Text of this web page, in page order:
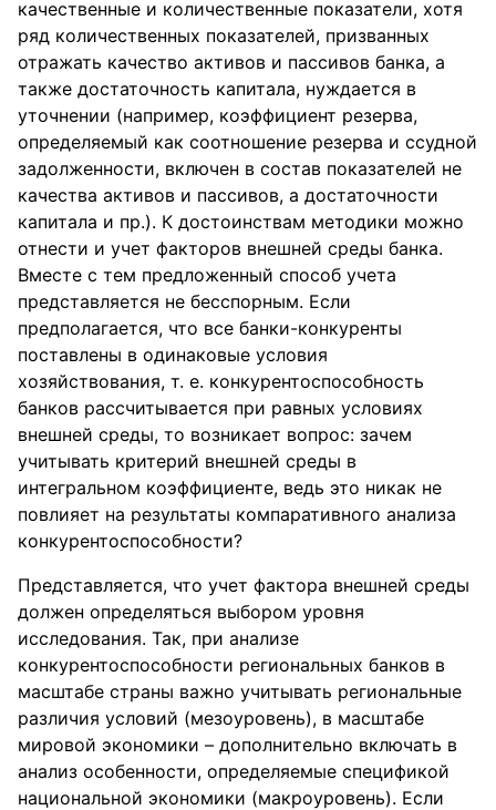
качественные и количественные показатели, хотя
ряд количественных показателей, призванных
отражать качество активов и пассивов банка, а
также достаточность капитала, нуждается в
уточнении (например, коэффициент резерва,
определяемый как соотношение резерва и ссудной
задолженности, включен в состав показателей не
качества активов и пассивов, а достаточности
капитала и пр.). К достоинствам методики можно
отнести и учет факторов внешней среды банка.
Вместе с тем предложенный способ учета
представляется не бесспорным. Если
предполагается, что все банки-конкуренты
поставлены в одинаковые условия
хозяйствования, т. е. конкурентоспособность
банков рассчитывается при равных условиях
внешней среды, то возникает вопрос: зачем
учитывать критерий внешней среды в
интегральном коэффициенте, ведь это никак не
повлияет на результаты компаративного анализа
конкурентоспособности?
Представляется, что учет фактора внешней среды
должен определяться выбором уровня
исследования. Так, при анализе
конкурентоспособности региональных банков в
масштабе страны важно учитывать региональные
различия условий (мезоуровень), в масштабе
мировой экономики – дополнительно включать в
анализ особенности, определяемые спецификой
национальной экономики (макроуровень). Если